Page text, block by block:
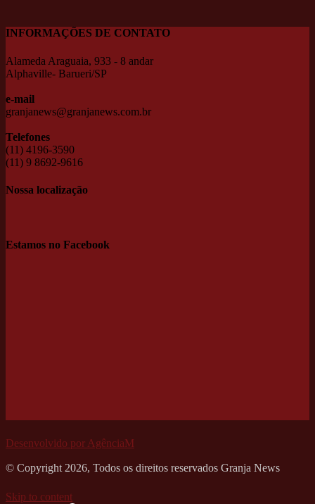
INFORMAÇÕES DE CONTATO
Alameda Araguaia, 933 - 8 andar
Alphaville- Barueri/SP
e-mail
granjanews@granjanews.com.br
Telefones
(11) 4196-3590
(11) 9 8692-9616
Nossa localização
Estamos no Facebook
Desenvolvido por AgênciaM
© Copyright 2026, Todos os direitos reservados Granja News
Skip to content